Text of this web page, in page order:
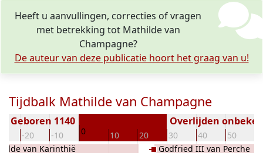
Heeft u aanvullingen, correcties of vragen
met betrekking tot Mathilde van
Champagne?
De auteur van deze publicatie hoort het graag van u!
Tijdbalk Mathilde van Champagne
-20 -10 0 10 20 30 40 50
Geboren 1140 Overlijden
van Karinthië Godfried III van Perche